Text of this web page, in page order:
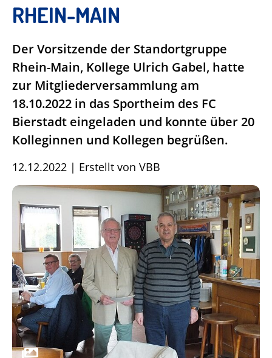
RHEIN-MAIN
Der Vorsitzende der Standortgruppe
Rhein-Main, Kollege Ulrich Gabel, hatte
zur Mitgliederversammlung am
18.10.2022 in das Sportheim des FC
Bierstadt eingeladen und konnte über 20
Kolleginnen und Kollegen begrüßen.
12.12.2022 | Erstellt von VBB